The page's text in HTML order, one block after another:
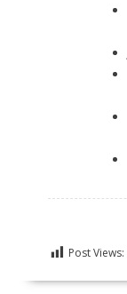
Post Views: